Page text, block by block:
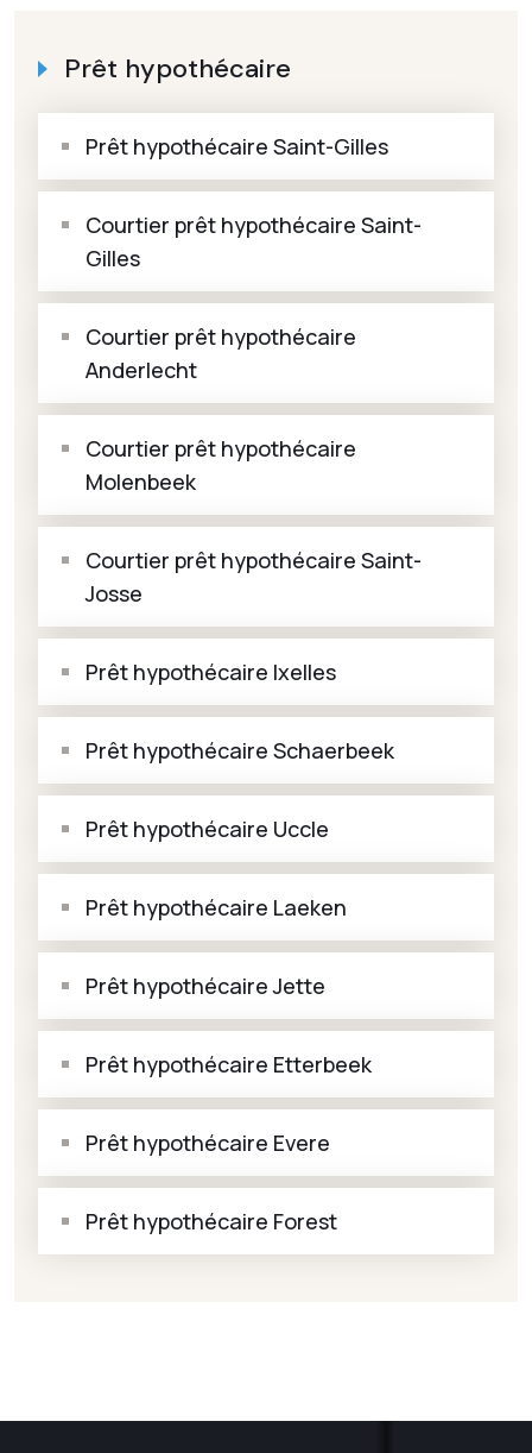
Prêt hypothécaire
Prêt hypothécaire Saint-Gilles
Courtier prêt hypothécaire Saint-
Gilles
Courtier prêt hypothécaire
Anderlecht
Courtier prêt hypothécaire
Molenbeek
Courtier prêt hypothécaire Saint-
Josse
Prêt hypothécaire Ixelles
Prêt hypothécaire Schaerbeek
Prêt hypothécaire Uccle
Prêt hypothécaire Laeken
Prêt hypothécaire Jette
Prêt hypothécaire Etterbeek
Prêt hypothécaire Evere
Prêt hypothécaire Forest